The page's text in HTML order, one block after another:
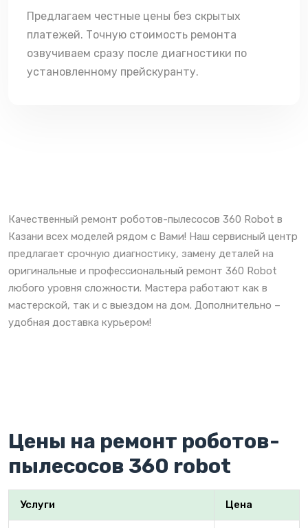
Предлагаем честные цены без скрытых
платежей. Точную стоимость ремонта
озвучиваем сразу после диагностики по
установленному прейскуранту.
Качественный ремонт роботов-пылесосов 360 Robot в
Казани всех моделей рядом с Вами! Наш сервисный центр
предлагает срочную диагностику, замену деталей на
оригинальные и профессиональный ремонт 360 Robot
любого уровня сложности. Мастера работают как в
мастерской, так и с выездом на дом. Дополнительно –
удобная доставка курьером!
Цены на ремонт роботов-
пылесосов 360 robot
Услуги Цена